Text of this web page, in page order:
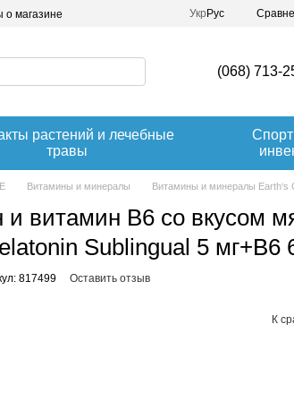
о магазине Укр Рус
(068) 713-
растений и лечебные
травы
Витамины и минералы Витамины и минералы Earth‘s
и витамин B6 со вкусом
Sublingual 5 мг+B6
817499 Оставить отзыв
К